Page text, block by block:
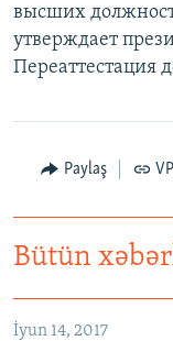
высших
утверждает
Переаттестация
Paylaş
Bütün
İyun 14, 2017